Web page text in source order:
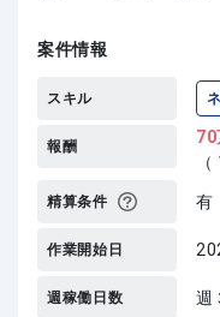
案件情報
スキル
報酬 70
精算条件 有
作業開始日
週稼働日数 週